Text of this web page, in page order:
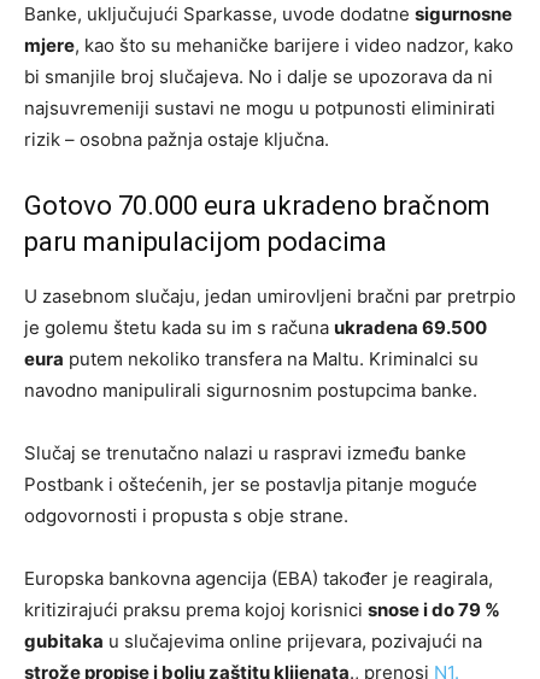
Banke, uključujući Sparkasse, uvode dodatne sigurnosne
mjere, kao što su mehaničke barijere i video nadzor, kako
bi smanjile broj slučajeva. No i dalje se upozorava da ni
najsuvremeniji sustavi ne mogu u potpunosti eliminirati
rizik – osobna pažnja ostaje ključna.
Gotovo 70.000 eura ukradeno bračnom
paru manipulacijom podacima
U zasebnom slučaju, jedan umirovljeni bračni par pretrpio
je golemu štetu kada su im s računa ukradena 69.500
eura putem nekoliko transfera na Maltu. Kriminalci su
navodno manipulirali sigurnosnim postupcima banke.
Slučaj se trenutačno nalazi u raspravi između banke
Postbank i oštećenih, jer se postavlja pitanje moguće
odgovornosti i propusta s obje strane.
Europska bankovna agencija (EBA) također je reagirala,
kritizirajući praksu prema kojoj korisnici snose i do 79 %
gubitaka u slučajevima online prijevara, pozivajući na
strože propise i bolju zaštitu klijenata., prenosi N1.